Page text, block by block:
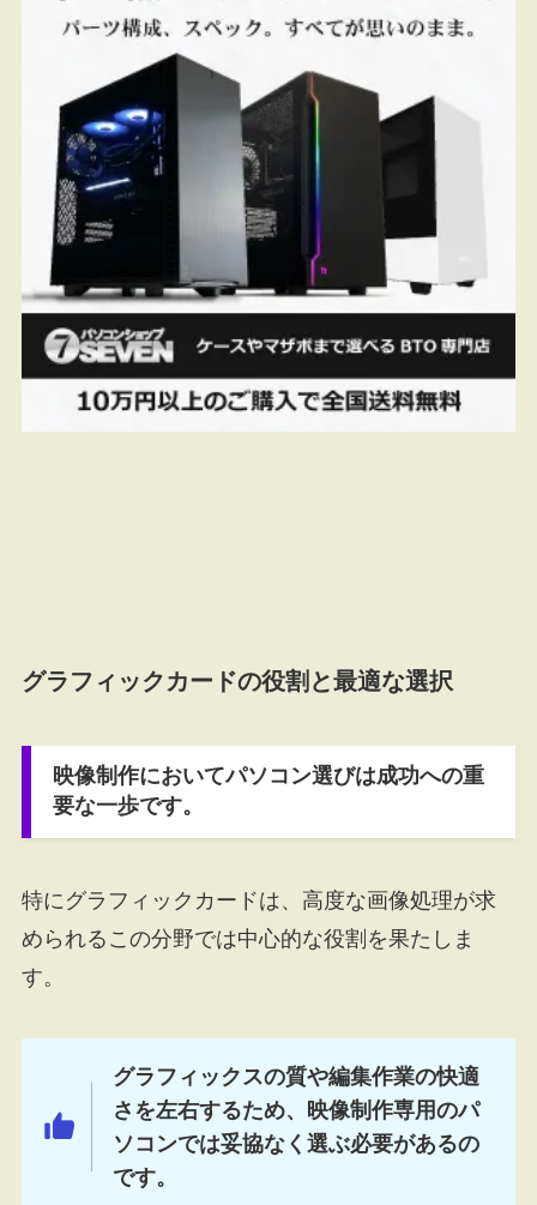
グラフィックカードの役割と最適な選択
映像制作においてパソコン選びは成功への重
要な一歩です。
特にグラフィックカードは、高度な画像処理が求
められるこの分野では中心的な役割を果たしま
す。
グラフィックスの質や編集作業の快適
さを左右するため、映像制作専用のパ
ソコンでは妥協なく選ぶ必要があるの
です。